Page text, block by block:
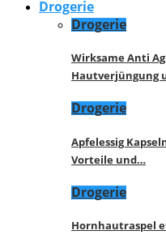
Drogerie
Drogerie
Wirksame Anti
Hautverjüngung
Drogerie
Apfelessig
Vorteile und…
Drogerie
Hornhautraspel